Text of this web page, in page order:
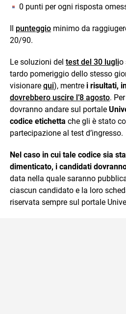
0 punti per ogni risposta
Il punteggio minimo da
20/90.
Le soluzioni del test del 30 luglio
tardo pomeriggio dello stesso
visionare qui), mentre i risultati,
dovrebbero uscire l’8 agosto.
dovranno andare sul portale
codice etichetta che gli è stato
partecipazione al test d’ingresso.
Nel caso in cui tale codice sia
dimenticato, i candidati
data nella quale saranno
ciascun candidato e la loro
riservata sempre sul portale